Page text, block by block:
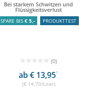
Bei starkem Schwitzen und
Flüssigkeitsverlust
SPARE BIS € 5,- PRODUKTTEST
(0)
ab € 13,951
(€ 14,70/Liter)